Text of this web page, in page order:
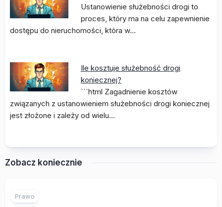
Ustanowienie służebności drogi to
proces, który ma na celu zapewnienie
dostępu do nieruchomości, która w…
Ile kosztuje służebność drogi
koniecznej?
```html Zagadnienie kosztów
związanych z ustanowieniem służebności drogi koniecznej
jest złożone i zależy od wielu…
Zobacz koniecznie
Prawo